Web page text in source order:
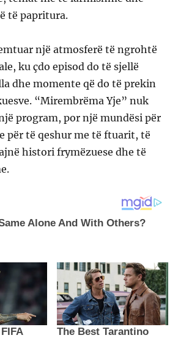
të papritura.
një atmosferë të ngrohtë
ku çdo episod do të sjellë
dhe momente që do të prekin
“Mirembrëma Yje” nuk
program, por një mundësi për
për të qeshur me të ftuarit, të
histori frymëzuese dhe të